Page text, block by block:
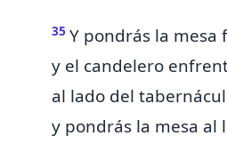
35 Y pondrás la mesa
y el candelero
al lado del
y pondrás la mesa al